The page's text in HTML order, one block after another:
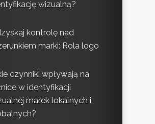
wizualną?
kontrolę nad
marki: Rola logo
czynniki wpływają na
w identyfikacji
marek lokalnych i